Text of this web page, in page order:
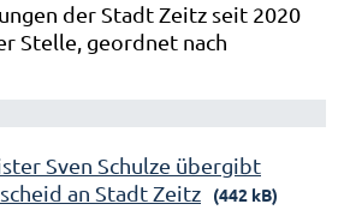
der Stadt Zeitz seit 2020
Stelle, geordnet nach
Sven Schulze übergibt
an Stadt Zeitz
(442 kB)